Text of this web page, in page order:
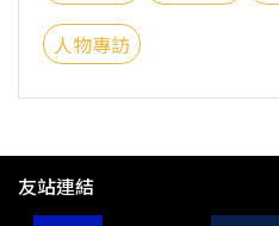
人物專訪
友站連結